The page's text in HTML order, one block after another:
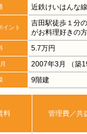
近鉄けいはんな
イント
吉田駅徒歩１分
がお料理好きの
5.7万円
2007年3月 （築
9階建
料 管理費／共